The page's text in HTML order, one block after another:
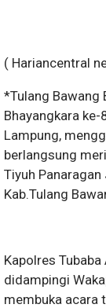
( Hariancentral
*Tulang Bawang
Bhayangkara
Lampung,
berlangsung
Tiyuh
Kab.Tulang
Kapolres Tubaba
didampingi
membuka acara